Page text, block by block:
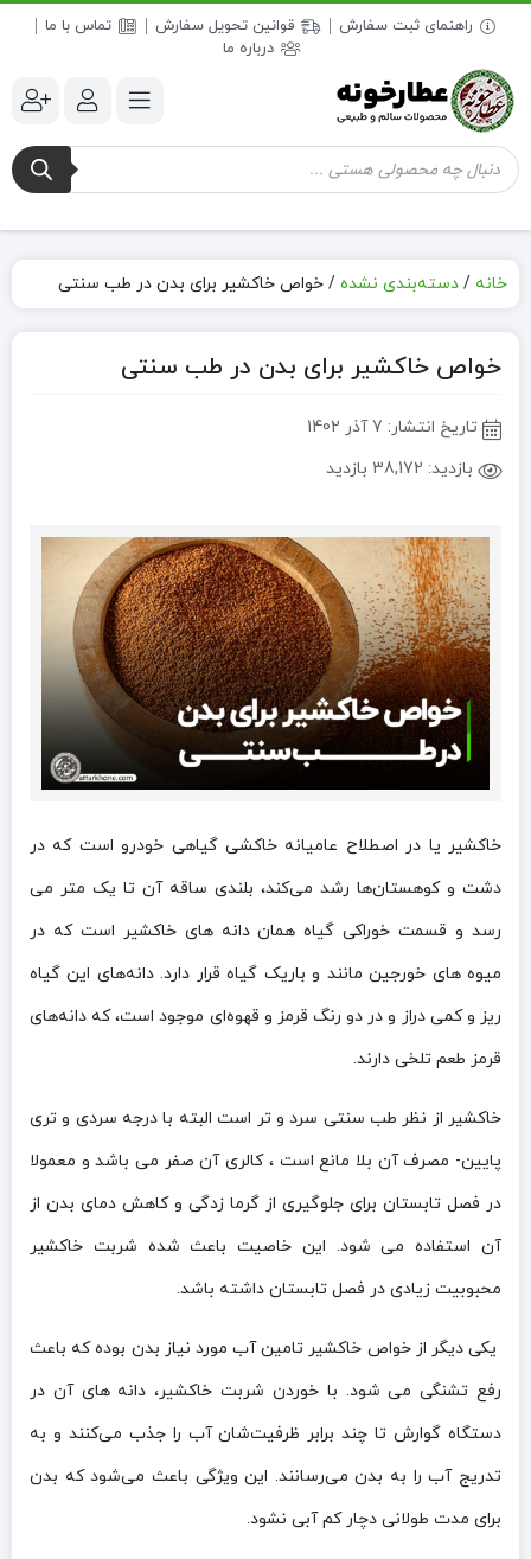
راهنمای ثبت سفارش قوانین تحویل سفارش
تماس با ما
درباره ما
جستجوی
محصولات
خانه / دسته‌بندی نشده / خواص خاکشیر برای بدن در طب سنتی
خواص خاکشیر برای بدن در طب سنتی
تاریخ انتشار: 7 آذر 1402
بازدید: 38,172 بازدید
خاکشیر یا در اصطلاح عامیانه خاکشی گیاهی خودرو است که در
دشت و کوهستان‌ها رشد می‌کند، بلندی ساقه آن تا یک متر می
رسد و قسمت خوراکی گیاه همان دانه های خاکشیر است که در
میوه های خورجین مانند و باریک گیاه قرار دارد. دانه‌های این گیاه
ریز و کمی دراز و در دو رنگ قرمز و قهو‌ه‌ای موجود است، که دانه‌های
قرمز طعم تلخی دارند.
خاکشیر از نظر طب سنتی سرد و تر است البته با درجه سردی و تری
پایین- مصرف آن بلا مانع است ، کالری آن صفر می باشد و معمولا
در فصل تابستان برای جلوگیری از گرما زدگی و کاهش دمای بدن از
آن استفاده می شود. این خاصیت باعث شده شربت خاکشیر
محبوبیت زیادی در فصل تابستان داشته باشد.
یکی دیگر از خواص خاکشیر تامین آب مورد نیاز بدن بوده که باعث
رفع تشنگی می شود. با خوردن شربت خاکشیر، دانه های آن در
دستگاه گوارش تا چند برابر ظرفیت‌شان آب را جذب می‌کنند و به
تدریج آب را به بدن می‌رسانند. این ویژگی باعث می‌شود که بدن
برای مدت طولانی دچار کم آبی نشود.